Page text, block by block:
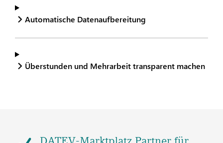
Automatische Datenaufbereitung
Überstunden und Mehrarbeit transparent machen